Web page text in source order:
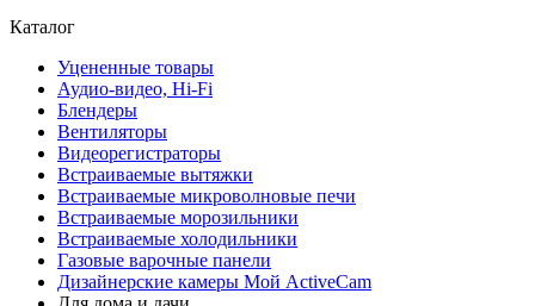
Каталог
Уцененные товары
Аудио-видео, Hi-Fi
Блендеры
Вентиляторы
Видеорегистраторы
Встраиваемые вытяжки
Встраиваемые микроволновые печи
Встраиваемые морозильники
Встраиваемые холодильники
Газовые варочные панели
Дизайнерские камеры Мой ActiveCam